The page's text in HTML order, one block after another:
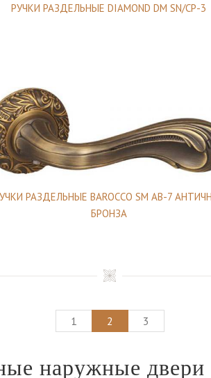
РУЧКИ РАЗДЕЛЬНЫЕ DIAMOND DM SN/CP-3
РАЗДЕЛЬНЫЕ BAROCCO SM AB-7
БРОНЗА
1 2 3
наружные двери